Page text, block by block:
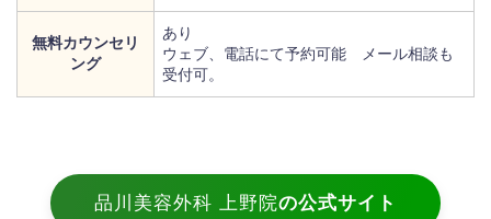
無料カウンセリ
ング
あり
ウェブ、電話にて予約可能 メール相談も
受付可。
品川美容外科 上野院の公式サイト